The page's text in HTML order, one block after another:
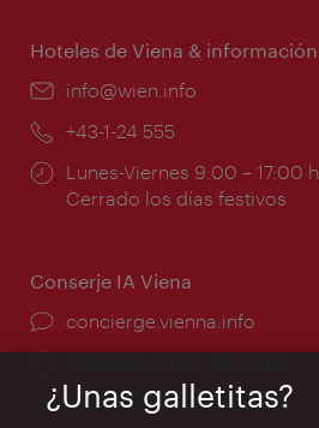
Hoteles de Viena & información
e-
info@wien.info
Teléfono:
+43-1-24 555
Horarios
de
Lunes-Viernes 9:00 – 17:00 h
Cerrado los días festivos
Conserje IA Viena
concierge.vienna.info
¿Unas galletitas?